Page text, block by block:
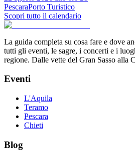
PescaraPorto Turistico
Scopri tutto il calendario
La guida completa su cosa fare e dove
tutti gli eventi, le sagre, i concerti e i
regione. Dalle vette del Gran Sasso alla
Eventi
L'Aquila
Teramo
Pescara
Chieti
Blog